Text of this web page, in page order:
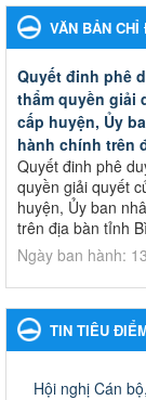
VĂN BẢN
Quyết đinh phê
thẩm quyền giải
cấp huyện, Ủy
hành chính trên
Quyết đinh phê
quyền giải quyết
huyện, Ủy ban
trên địa bàn tỉnh
Ngày ban hành:
Kế hoạch Phổ
Giáo dục và Đào
Kế hoạch Phổ
Ngày ban hành:
TIN TIÊU
Hội nghị Cán